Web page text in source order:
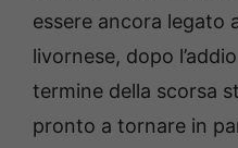
essere ancora legato
livornese, dopo
termine della scorsa
pronto a tornare in